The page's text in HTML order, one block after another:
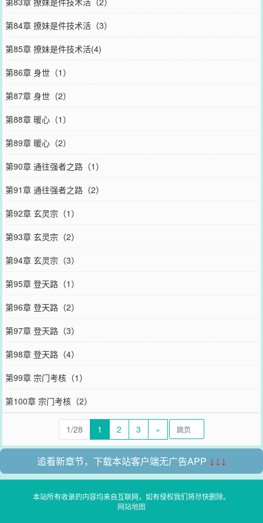
第84章 撩妹是件技术活（3）
第85章 撩妹是件技术活(4)
第86章 身世（1）
第87章 身世（2）
第88章 暖心（1）
第89章 暖心（2）
第90章 通往强者之路（1）
第91章 通往强者之路（2）
第92章 玄灵宗（1）
第93章 玄灵宗（2）
第94章 玄灵宗（3）
第95章 登天路（1）
第96章 登天路（2）
第97章 登天路（3）
第98章 登天路（4）
第99章 宗门考核（1）
第100章 宗门考核（2）
1/28 1 2 3 »
追看新章节，下载本站客户端无广告APP ↓↓↓
本站所有收录的内容均来自互联网，如有侵权我们将尽快删除。
网站地图